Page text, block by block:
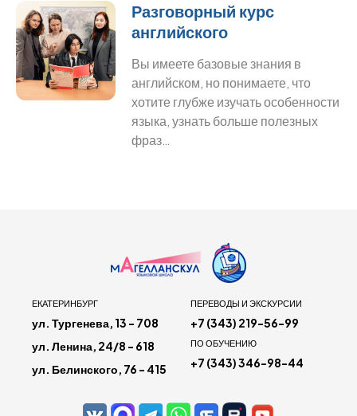
Разговорный курс
английского
Вы имеете базовые знания в
английском, но понимаете, что
хотите глубже изучать особенности
языка, узнать больше полезных
фраз…
ЕКАТЕРИНБУРГ
ул. Тургенева, 13 - 708
ул. Ленина, 24/8 - 618
ул. Белинского, 76 - 415
ПЕРЕВОДЫ И ЭКСКУРСИИ
+7 (343) 219-56-99
ПО ОБУЧЕНИЮ
+7 (343) 346-98-44